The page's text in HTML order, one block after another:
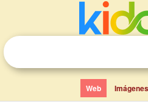
Web Imágenes